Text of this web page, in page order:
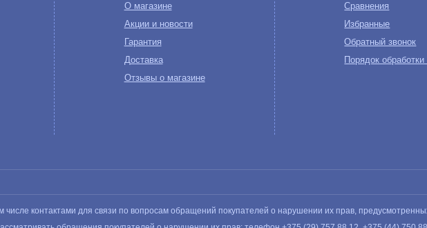
О магазине
Акции и новости
Гарантия
Доставка
Отзывы о магазине
Сравнения
Избранные
Обратный звонок
Порядок
числе контактами для связи по вопросам обращений покупателей о нарушении их прав,